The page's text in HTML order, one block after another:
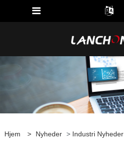
Hjem > Nyheder > Industri Nyheder